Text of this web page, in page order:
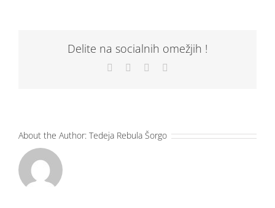
Delite na socialnih omežjih !
Facebook LinkedIn
About the Author: Tedeja Rebula Šorgo